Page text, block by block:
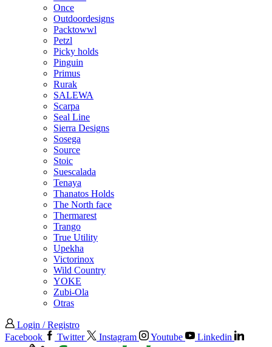
Once
Outdoordesigns
Packtowwl
Petzl
Picky holds
Pinguin
Primus
Rurak
SALEWA
Scarpa
Seal Line
Sierra Designs
Sosega
Source
Stoic
Suescalada
Tenaya
Thanatos Holds
The North face
Thermarest
Trango
True Utility
Upekha
Victorinox
Wild Country
YOKE
Zubi-Ola
Otras
Login / Registro
Facebook
Twitter Instagram Youtube Linkedin